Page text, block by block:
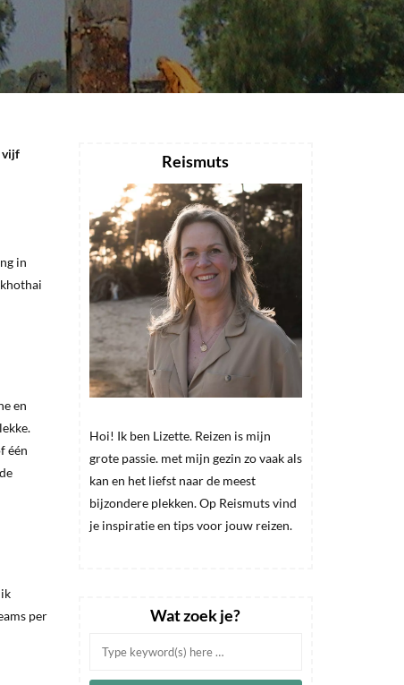
vijf
in
en
één
per
Reismuts
Hoi! Ik ben Lizette. Reizen is mijn
grote passie. met mijn gezin zo vaak als
kan en het liefst naar de meest
bijzondere plekken. Op Reismuts vind
je inspiratie en tips voor jouw reizen.
Wat zoek je?